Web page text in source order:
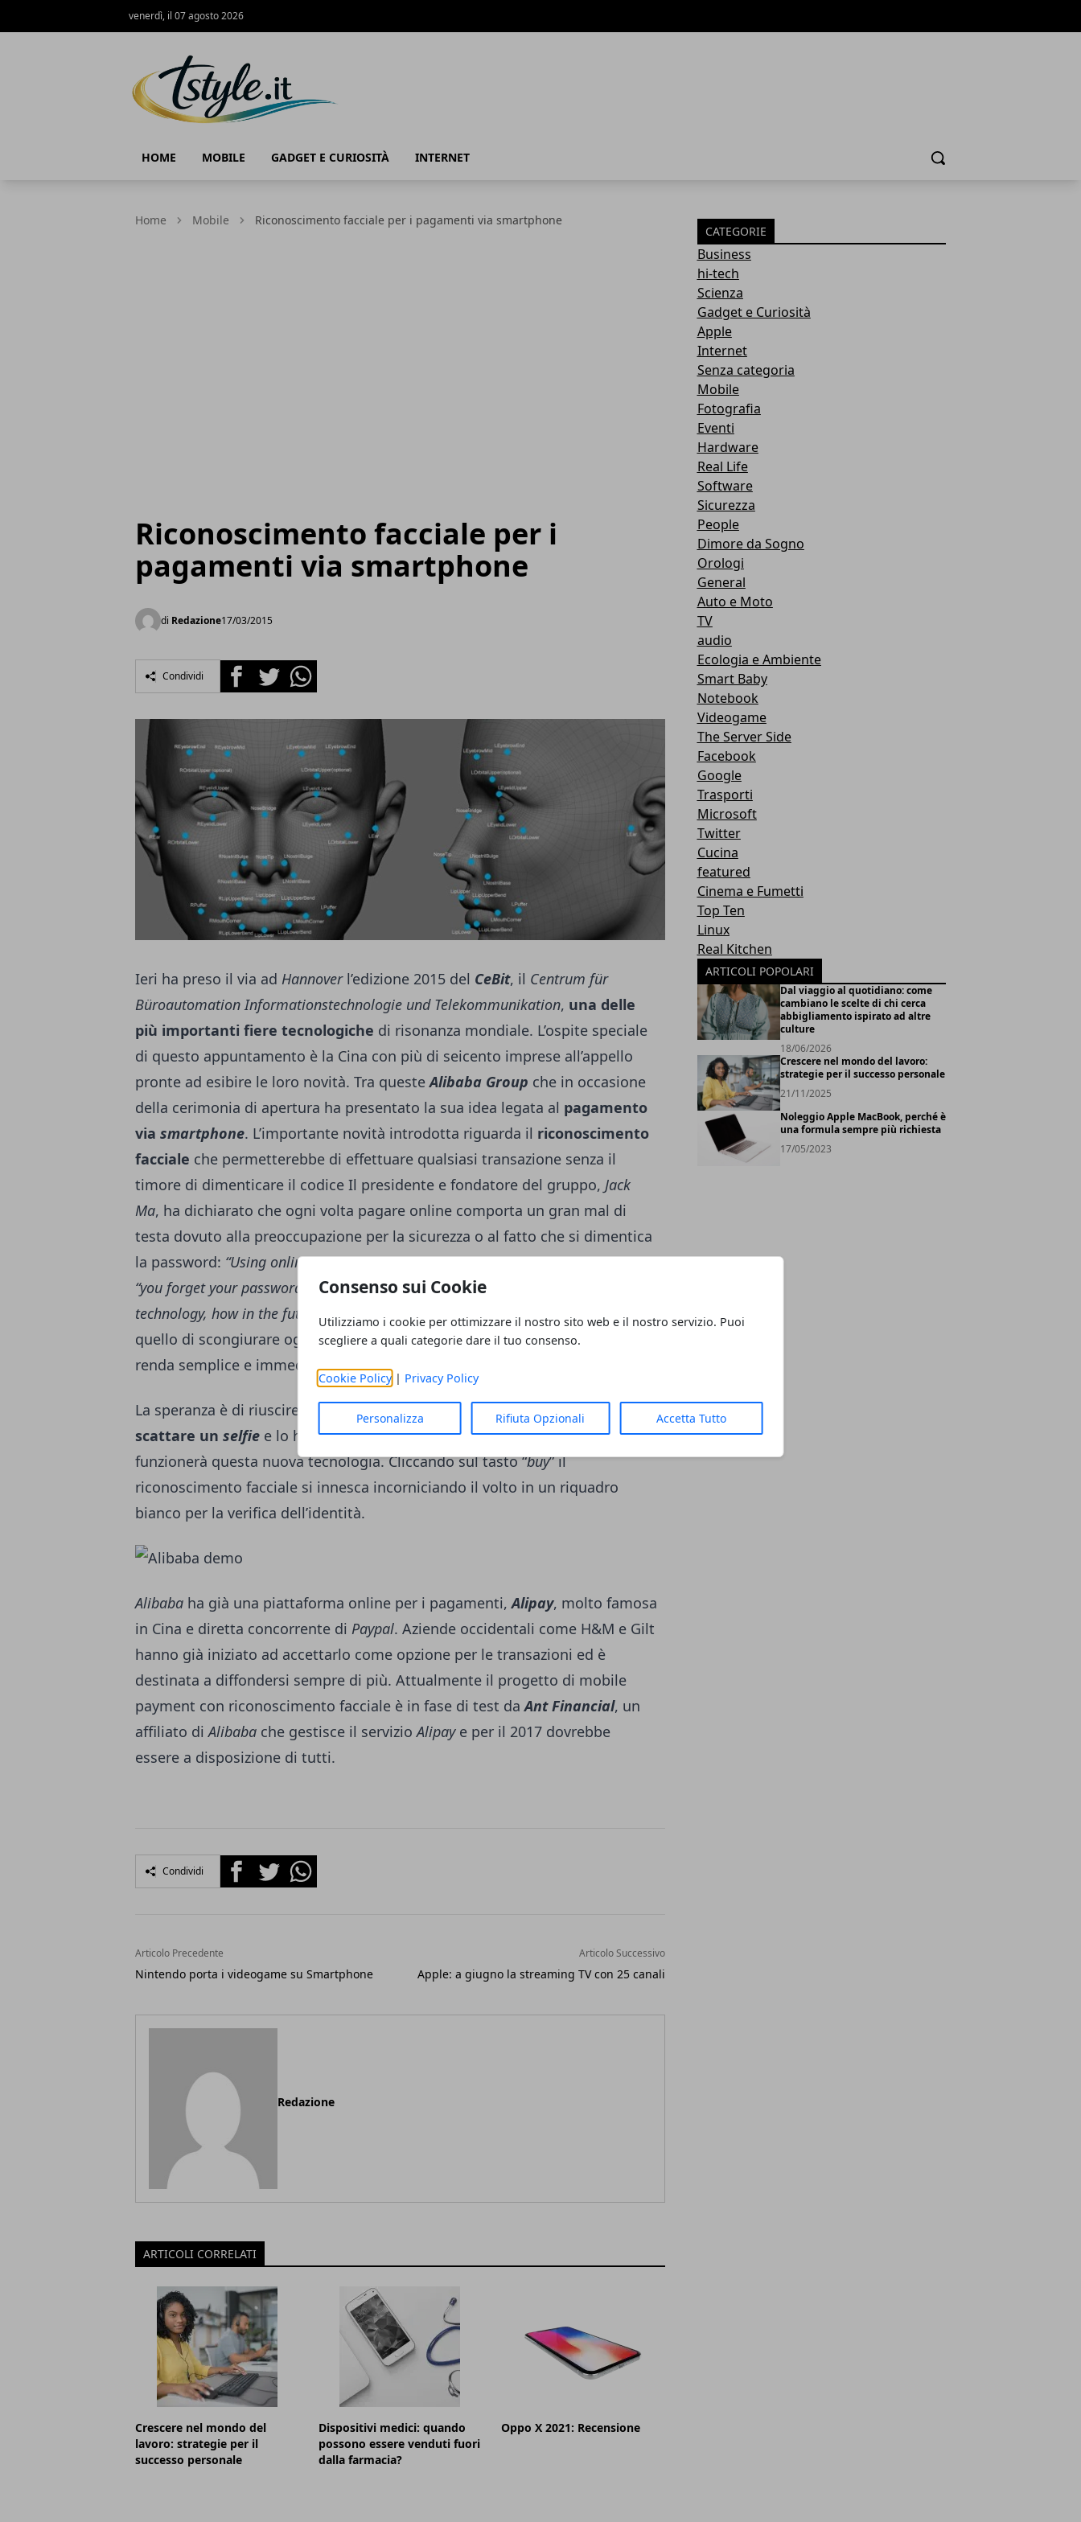
Consenso sui Cookie
Utilizziamo i cookie per ottimizzare il nostro sito web e il nostro servizio. Puoi
scegliere a quali categorie dare il tuo consenso.
Cookie Policy| Privacy Policy
Personalizza Rifiuta Opzionali Accetta Tutto
venerdì, il 07 agosto 2026
HOME MOBILE GADGET E CURIOSITÀ INTERNET Cerca
Home Mobile Riconoscimento facciale per i pagamenti via smartphone
Riconoscimento facciale per i
pagamenti via smartphone
di Redazione17/03/2015
Condividi FacebookTwitterWhatsapp
Ieri ha preso il via ad Hannoverl’edizione 2015 del CeBit, il Centrum für
Büroautomation Informationstechnologie und Telekommunikation, una delle
più importanti fiere tecnologiche di risonanza mondiale. L’ospite speciale
di questo appuntamento è la Cina con più di seicento imprese all’appello
pronte ad esibire le loro novità. Tra questeAlibaba Group che in occasione
della cerimonia di apertura ha presentato la sua idea legata al pagamento
via smartphone. L’importante novità introdotta riguarda il riconoscimento
facciale che permetterebbe di effettuare qualsiasi transazione senza il
timore di dimenticare il codice Il presidente e fondatore del gruppo, Jack
Ma, ha dichiarato che ogni volta pagare online comporta un gran mal di
testa dovuto alla preoccupazione per la sicurezza o al fatto che si dimentica
la password: “Using online payments to buy things is always a big headache,”
“you forget your password, you worry about security. Today we’ll show you a new
technology, how in the future people will buy things online”.L’obiettivo è quindi
quello di scongiurare ogni ansia e di fare in modo che questa tecnologia
renda semplice e immediata un’azione che già di per sé dovrebbe esserlo.
La speranza è di riuscire a rendere ilpagamento viamobilesemplice come
scattare un selfie e lo ha dimostrato simulando in prima persona come
funzionerà questa nuova tecnologia. Cliccando sul tasto “buy” il
riconoscimento facciale si innesca incorniciando il volto in un riquadro
bianco per la verifica dell’identità.
Alibaba ha già una piattaforma online per i pagamenti,Alipay, molto famosa
in Cina e diretta concorrente di Paypal. Aziende occidentali come H&M e Gilt
hanno già iniziato ad accettarlo come opzione per le transazioni ed è
destinata a diffondersi sempre di più. Attualmente il progetto di mobile
payment con riconoscimento facciale è in fase di test daAnt Financial, un
affiliato diAlibaba che gestisce il servizio Alipaye per il 2017 dovrebbe
essere a disposizione di tutti.
Condividi FacebookTwitterWhatsapp
Articolo Precedente
Nintendo porta i videogame su Smartphone
Articolo Successivo
Apple: a giugno la streaming TV con 25 canali
Redazione
ARTICOLI CORRELATI
Crescere nel mondo del
lavoro: strategie per il
successo personale
Dispositivi medici: quando
possono essere venduti fuori
dalla farmacia?
Oppo X 2021: Recensione
CATEGORIE
Business
hi-tech
Scienza
Gadget e Curiosità
Apple
Internet
Senza categoria
Mobile
Fotografia
Eventi
Hardware
Real Life
Software
Sicurezza
People
Dimore da Sogno
Orologi
General
Auto e Moto
TV
audio
Ecologia e Ambiente
Smart Baby
Notebook
Videogame
The Server Side
Facebook
Google
Trasporti
Microsoft
Twitter
Cucina
featured
Cinema e Fumetti
Top Ten
Linux
Real Kitchen
ARTICOLI POPOLARI
Dal viaggio al quotidiano: come
cambiano le scelte di chi cerca
abbigliamento ispirato ad altre
culture
18/06/2026
Crescere nel mondo del lavoro:
strategie per il successo personale
21/11/2025
Noleggio Apple MacBook, perché è
una formula sempre più richiesta
17/05/2023